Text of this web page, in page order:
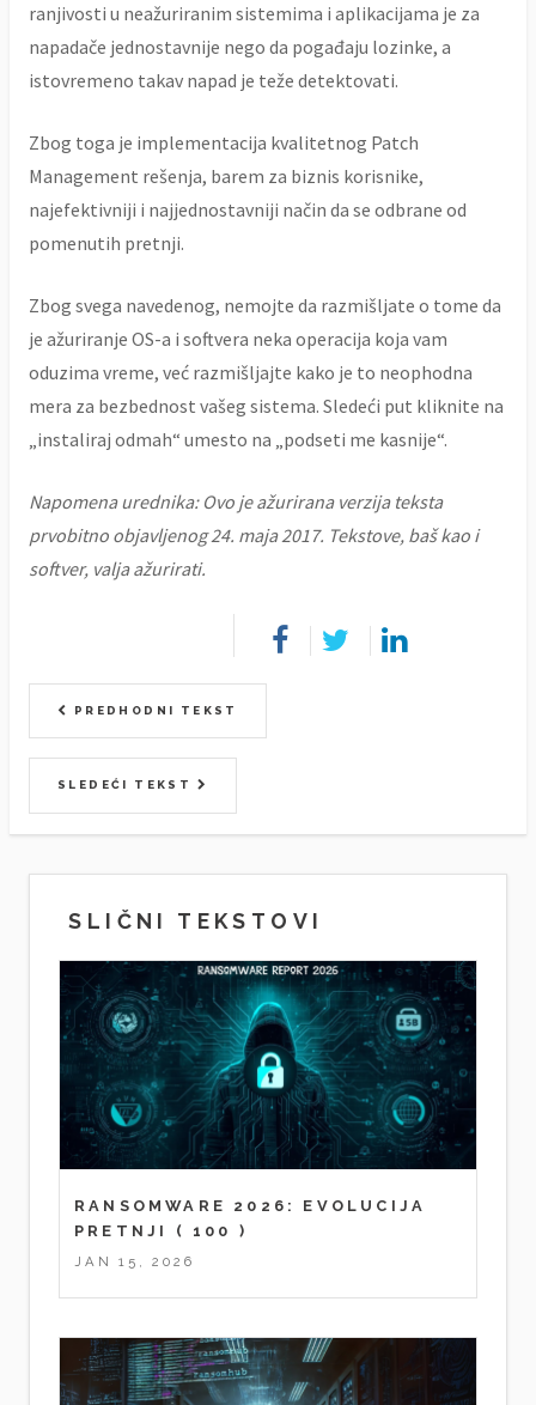
ranjivosti u neažuriranim sistemima i aplikacijama je za
napadače jednostavnije nego da pogađaju lozinke, a
istovremeno takav napad je teže detektovati.
Zbog toga je implementacija kvalitetnog Patch
Management rešenja, barem za biznis korisnike,
najefektivniji i najjednostavniji način da se odbrane od
pomenutih pretnji.
Zbog svega navedenog, nemojte da razmišljate o tome da
je ažuriranje OS-a i softvera neka operacija koja vam
oduzima vreme, već razmišljajte kako je to neophodna
mera za bezbednost vašeg sistema. Sledeći put kliknite na
„instaliraj odmah“ umesto na „podseti me kasnije“.
Napomena urednika: Ovo je ažurirana verzija teksta
prvobitno objavljenog 24. maja 2017. Tekstove, baš kao i
softver, valja ažurirati.
PREDHODNI TEKST
SLEDEĆI TEKST
SLIČNI TEKSTOVI
RANSOMWARE 2026: EVOLUCIJA
PRETNJI
( 100 )
JAN 15, 2026